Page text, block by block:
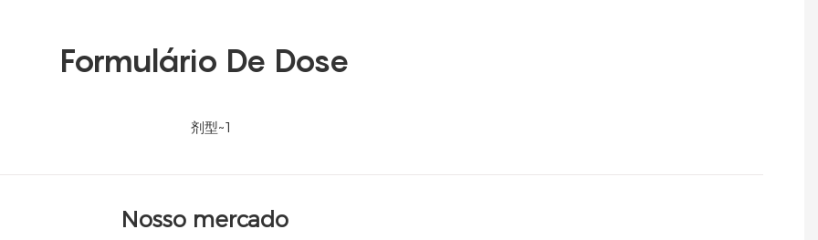
Formulário De Dose
Nosso mercado